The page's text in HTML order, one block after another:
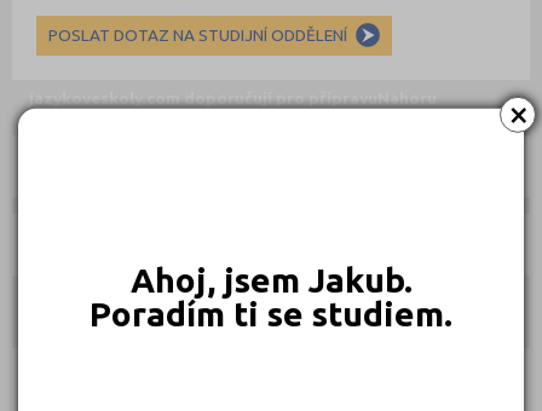
×
Ahoj, jsem Jakub.
Poradím ti se studiem.
POSLAT DOTAZ NA STUDIJNÍ ODDĚLENÍ
jazykoveskoly.com doporučují pro přípravuNahoru
Kontakty